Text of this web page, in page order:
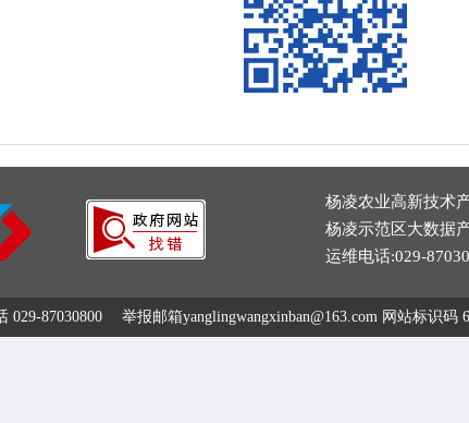
杨凌农业高新技术
杨凌示范区大数据
运维电话:029-
87030800 举报邮箱yanglingwangxinban@163.com 网站标识码